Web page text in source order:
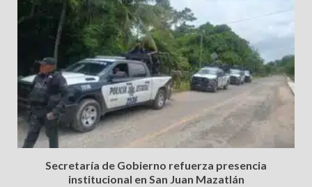
Secretaría de Gobierno refuerza presencia
institucional en San Juan Mazatlán